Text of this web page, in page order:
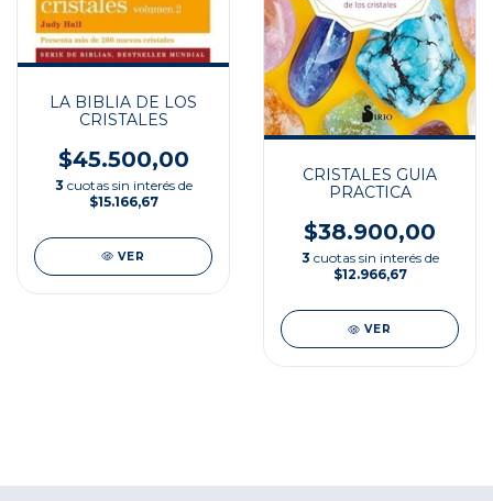
LA BIBLIA DE LOS
CRISTALES
$45.500,00
3 cuotas sin interés de
$15.166,67
VER
CRISTALES GUIA
PRACTICA
$38.900,00
3 cuotas sin interés de
$12.966,67
VER